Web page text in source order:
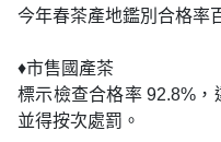
今年春茶產地鑑別合格率
♦市售國產茶
標示檢查合格率 92.8%，
並得按次處罰。